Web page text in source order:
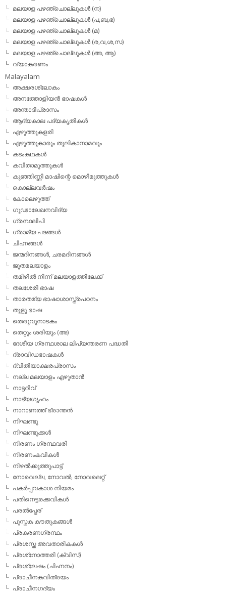
മലയാള പഴഞ്ചൊല്ലുകള്‍ (ന)
മലയാള പഴഞ്ചൊല്ലുകള്‍ (പ,ബ,ഭ)
മലയാള പഴഞ്ചൊല്ലുകള്‍ (മ)
മലയാള പഴഞ്ചൊല്ലുകള്‍ (ര,വ,ശ,സ)
മലയാള പഴഞ്ചൊല്ലുകൾ (അ, ആ)
വ്യാകരണം
Malayalam
അക്ഷരശ്ലോകം
അനത്തോളിയന്‍ ഭാഷകള്‍
അന്താദിപ്രാസം
ആദ്യകാല പദ്യകൃതികള്‍
എഴുത്തുകളരി
എഴുത്തുകാരും തൂലികാനാമവും
കടംകഥകള്‍
കവിതാമുത്തുകള്‍
കുഞ്ഞിണ്ണി മാഷിന്റെ മൊഴിമുത്തുകള്‍
കൊല്ലവര്‍ഷം
കോലെഴുത്ത്
ഗൂഢാലേഖനവിദ്യ
ഗ്രന്ഥലിപി
ഗ്രാമ്യ പദങ്ങള്‍
ചിഹ്നങ്ങള്‍
ജന്മദിനങ്ങള്‍, ചരമദിനങ്ങള്‍
ജൂതമലയാളം
തമിഴില്‍ നിന്ന് മലയാളത്തിലേക്ക്
തലശേരി ഭാഷ
താരതമ്യ ഭാഷാശാസ്ത്രപഠനം
തുളു ഭാഷ
തെരുവുനാടകം
തെറ്റും ശരിയും (അ)
ദേശീയ ഗ്രന്ഥശാല ലിപ്യന്തരണ പദ്ധതി
ദ്രാവിഡഭാഷകള്‍
ദ്വിതീയാക്ഷരപ്രാസം
നല്ല മലയാളം എഴുതാന്‍
നാട്ടറിവ്
നാട്യഗൃഹം
നാറാണത്ത് ഭ്രാന്തന്‍
നിഘണ്ടു
നിഘണ്ടുക്കള്‍
നിരണം ഗ്രന്ഥവരി
നിരണംകവികള്‍
നിഴല്‍ക്കുത്തുപാട്ട്
നോവെല്ല, നോവല്‍, നോവലെറ്റ്
പകര്‍പ്പവകാശ നിയമം
പതിനെട്ടരക്കവികള്‍
പരല്‍പ്പേര്
പുസ്തക കൗതുകങ്ങള്‍
പ്രകരണഗ്രന്ഥം
പ്രശസ്ത അവതാരികകള്‍
പ്രശ്‌നോത്തരി (ക്വിസ്)
പ്രശ്ലേഷം (ചിഹ്നനം)
പ്രാചീനകവിത്രയം
പ്രാചീനഗദ്യം